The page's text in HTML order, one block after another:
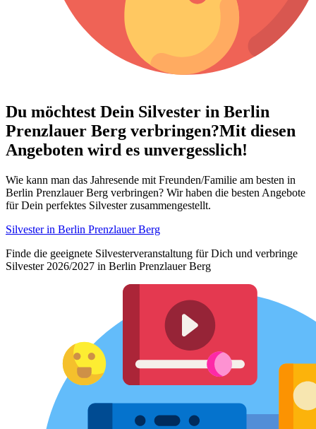
Du möchtest Dein Silvester in Berlin
Prenzlauer Berg verbringen?Mit diesen
Angeboten wird es unvergesslich!
Wie kann man das Jahresende mit Freunden/Familie am besten in
Berlin Prenzlauer Berg verbringen? Wir haben die besten Angebote
für Dein perfektes Silvester zusammengestellt.
Silvester in Berlin Prenzlauer Berg
Finde die geeignete Silvesterveranstaltung für Dich und verbringe
Silvester 2026/2027 in Berlin Prenzlauer Berg